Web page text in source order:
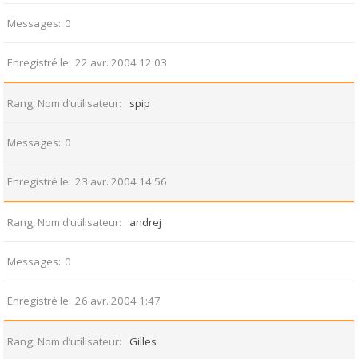
Messages 0
Enregistré le 22 avr. 2004 12:03
Rang, Nom d’utilisateur spip
Messages 0
Enregistré le 23 avr. 2004 14:56
Rang, Nom d’utilisateur andrej
Messages 0
Enregistré le 26 avr. 2004 1:47
Rang, Nom d’utilisateur Gilles